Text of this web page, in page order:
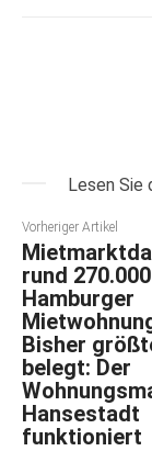
Lesen Sie
Vorheriger Artikel
rund 270.000
Hamburger
Bisher
belegt: Der
Hansestadt
funktioniert